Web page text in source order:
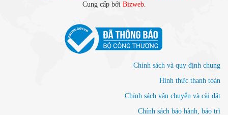
Cung cấp bởi Bizweb.
Chính sách và quy định chung
Hình thức thanh toán
Chính sách vận chuyển và cài đặt
Chính sách bảo hành, bảo trì